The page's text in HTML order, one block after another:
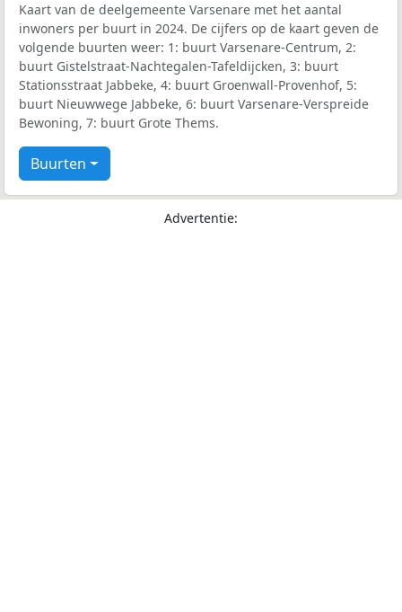
Kaart van de deelgemeente Varsenare met het aantal
inwoners per buurt in 2024. De cijfers op de kaart geven de
volgende buurten weer: 1: buurt Varsenare-Centrum, 2:
buurt Gistelstraat-Nachtegalen-Tafeldijcken, 3: buurt
Stationsstraat Jabbeke, 4: buurt Groenwall-Provenhof, 5:
buurt Nieuwwege Jabbeke, 6: buurt Varsenare-Verspreide
Bewoning, 7: buurt Grote Thems.
Buurten
Advertentie: